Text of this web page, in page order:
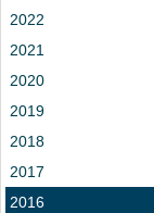
2022
2021
2020
2019
2018
2017
2016